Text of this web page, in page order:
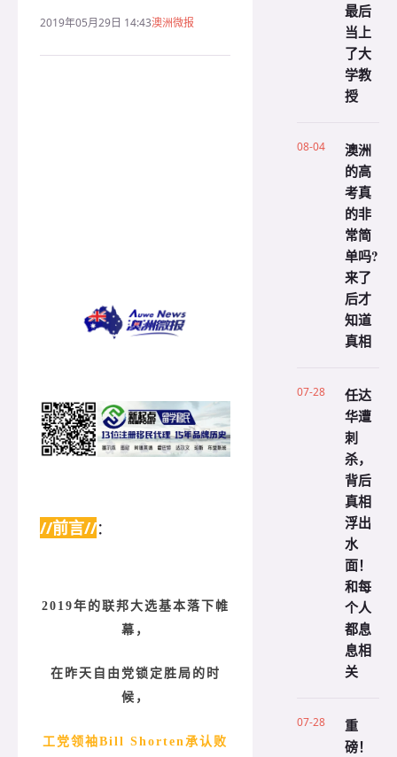
2019年05月29日 14:43澳洲微报
//前言//：
2019年的联邦大选基本落下帷
幕，
在昨天自由党锁定胜局的时
候，
工党领袖Bill Shorten承认败
最后
当上
了大
学教
授
08-04
澳洲
的高
考真
的非
常简
单吗?
来了
后才
知道
真相
07-28
任达
华遭
刺
杀，
背后
真相
浮出
水
面！
和每
个人
都息
息相
关
07-28
重
磅！